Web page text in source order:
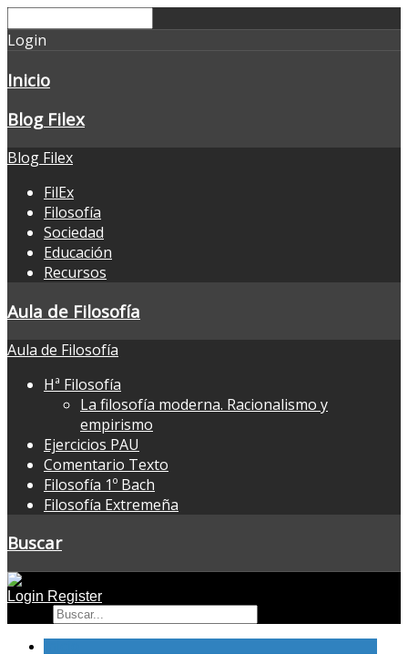
Login
Inicio
Blog Filex
Blog Filex
FilEx
Filosofía
Sociedad
Educación
Recursos
Aula de Filosofía
Aula de Filosofía
Hª Filosofía
La filosofía moderna. Racionalismo y
empirismo
Ejercicios PAU
Comentario Texto
Filosofía 1º Bach
Filosofía Extremeña
Buscar
Login Register